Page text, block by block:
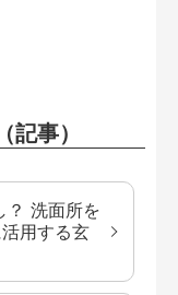
事）
？ 洗面所を
用する玄